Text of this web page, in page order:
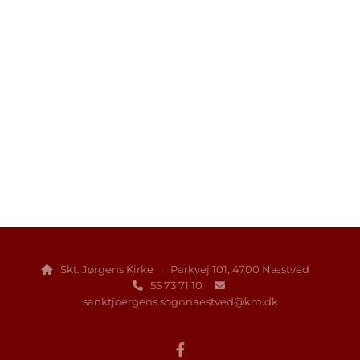
 Skt. Jørgens Kirke · Parkvej 101, 4700 Næstved
 55 73 71 10 
sanktjoergens.sognnaestved@km.dk